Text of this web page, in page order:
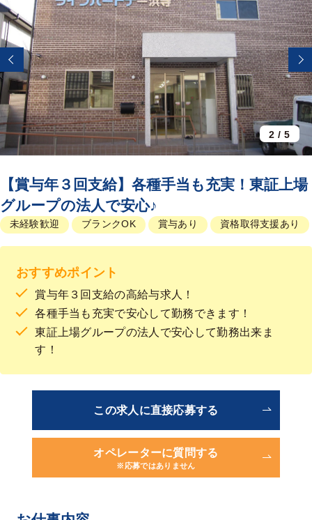
未経験歓迎 ブランクOK 賞与あり 資格取得支援あり
【賞与年３回支給】各種手当も充実！東証上場
グループの法人で安心♪
2 / 5
おすすめポイント
賞与年３回支給の高給与求人！
各種手当も充実で安心して勤務できます！
東証上場グループの法人で安心して勤務出来ま
す！
この求人に直接応募する
オペレーターに質問する
※応募ではありません